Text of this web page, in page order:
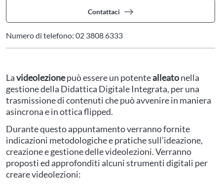
Contattaci
Numero di telefono: 02 3808 6333
Lavideolezionepuò essere un potentealleatonella
gestione della Didattica Digitale Integrata, per una
trasmissione di contenuti che può avvenire in maniera
asincrona e in ottica flipped.
Durante questo appuntamento verranno fornite
indicazioni metodologiche e pratiche sull’ideazione,
creazione e gestione delle videolezioni. Verranno
proposti ed approfonditi alcuni strumenti digitali per
creare videolezioni: